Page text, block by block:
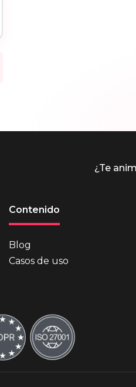
¿Te
Contenido
Blog
Casos de uso